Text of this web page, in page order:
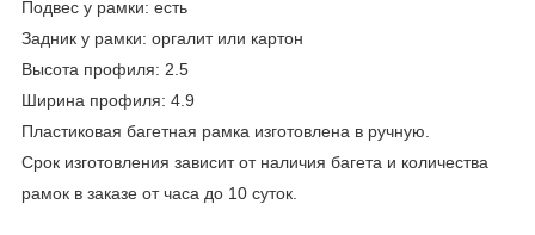
Подвес у рамки: есть
Задник у рамки: оргалит или картон
Высота профиля: 2.5
Ширина профиля: 4.9
Пластиковая багетная рамка изготовлена в ручную.
Срок изготовления зависит от наличия багета и количества
рамок в заказе от часа до 10 суток.